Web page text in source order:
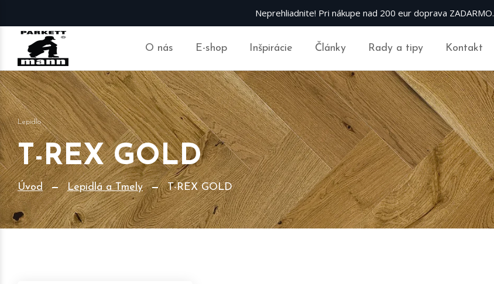
Neprehliadnite! Pri nákupe nad 200 eur doprava ZADARMO.
O nás E-shop Inšpirácie Články Rady a tipy Kontakt
Lepidlo
T-REX GOLD
Úvod Lepidlá a Tmely T-REX GOLD